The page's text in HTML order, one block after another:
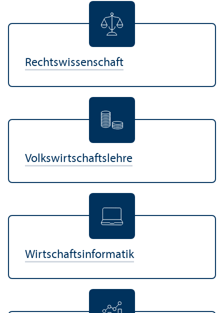
Rechts­wissenschaft
Volkswirtschafts­lehre
Wirtschafts­informatik